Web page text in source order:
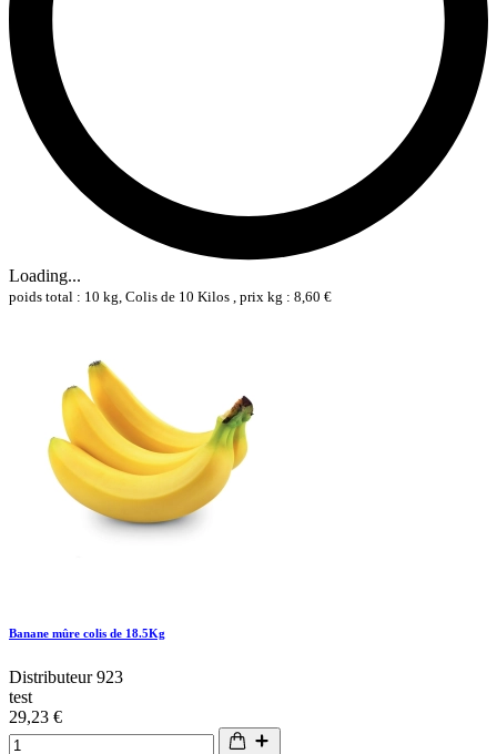
Loading...
poids total : 10 kg, Colis de 10 Kilos , prix kg : 8,60 €
Banane mûre colis de 18.5Kg
Distributeur 923
test
29,23 €